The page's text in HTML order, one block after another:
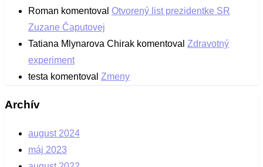
Roman komentoval Otvorený list prezidentke SR
Zuzane Čaputovej
Tatiana Mlynarova Chirak komentoval Zdravotný
experiment
testa komentoval Zmeny
Archív
august 2024
máj 2023